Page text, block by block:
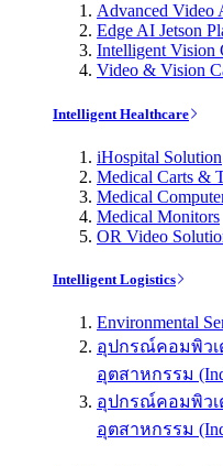
Advanced Video
Edge AI Jetson
Intelligent Vision
Video & Vision
Intelligent Healthcare
iHospital Solution
Medical Carts &
Medical
Medical Monitors
OR Video
Intelligent Logistics
Environmental
อุปกรณ์คอมพิวเ
อุตสาหกรรม
อุปกรณ์คอมพิวเ
อุตสาหกรรม